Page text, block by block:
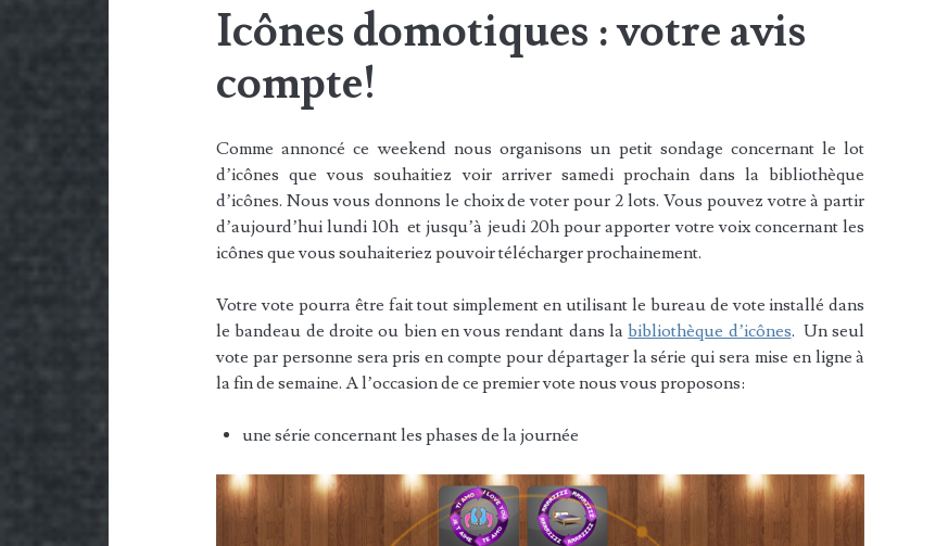
Icônes domotiques : votre avis
compte!
Comme annoncé ce weekend nous organisons un petit sondage concernant le lot
d’icônes que vous souhaitiez voir arriver samedi prochain dans la bibliothèque
d’icônes. Nous vous donnons le choix de voter pour 2 lots. Vous pouvez votre à partir
d’aujourd’hui lundi 10h et jusqu’à jeudi 20h pour apporter votre voix concernant les
icônes que vous souhaiteriez pouvoir télécharger prochainement.
Votre vote pourra être fait tout simplement en utilisant le bureau de vote installé dans
le bandeau de droite ou bien en vous rendant dans labibliothèque d’icônes. Un seul
vote par personne sera pris en compte pour départager la série qui sera mise en ligne à
la fin de semaine. A l’occasion de ce premier vote nous vous proposons:
une série concernant les phases de la journée